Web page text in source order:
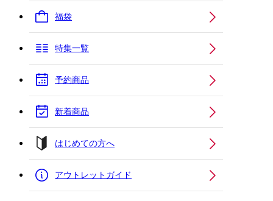
福袋
特集一覧
予約商品
新着商品
はじめての方へ
アウトレットガイド